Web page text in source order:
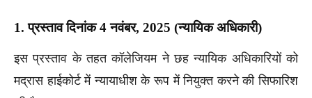
1. प्रस्ताव दिनांक 4 नवंबर, 2025 (न्यायिक अधिकारी)
इस प्रस्ताव के तहत कॉलेजियम ने छह न्यायिक अधिकारियों को
मद्रास हाईकोर्ट में न्यायाधीश के रूप में नियुक्त करने की सिफारिश